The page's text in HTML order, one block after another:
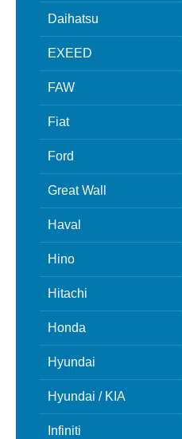
Daihatsu
EXEED
FAW
Fiat
Ford
Great Wall
Haval
Hino
Hitachi
Honda
Hyundai
Hyundai / KIA
Infiniti